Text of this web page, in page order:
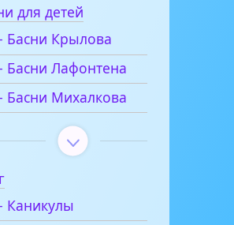
для детей
Басни Крылова
Басни Лафонтена
Басни Михалкова
Каникулы